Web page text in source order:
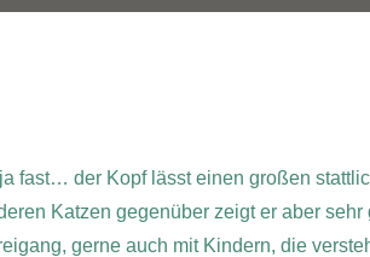
fast… der Kopf lässt einen großen
Katzen gegenüber zeigt er aber
gerne auch mit Kindern, die